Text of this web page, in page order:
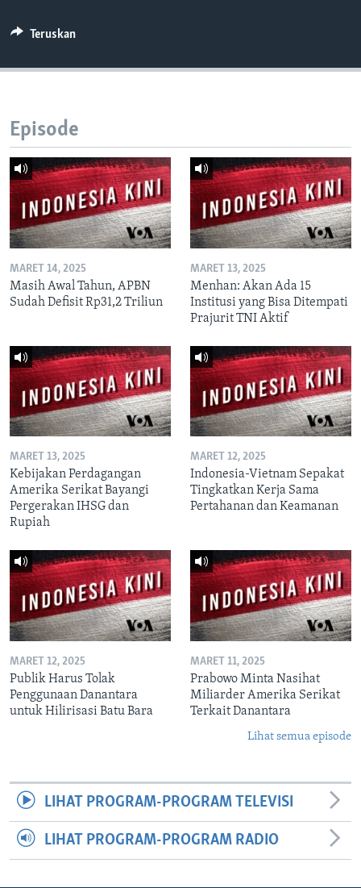
Teruskan
Episode
MARET 14, 2025
Masih Awal Tahun, APBN
Sudah Defisit Rp31,2 Triliun
MARET 13, 2025
Menhan: Akan Ada 15
Institusi yang Bisa Ditempati
Prajurit TNI Aktif
MARET 13, 2025
Kebijakan Perdagangan
Amerika Serikat Bayangi
Pergerakan IHSG dan
Rupiah
MARET 12, 2025
Indonesia-Vietnam Sepakat
Tingkatkan Kerja Sama
Pertahanan dan Keamanan
MARET 12, 2025
Publik Harus Tolak
Penggunaan Danantara
untuk Hilirisasi Batu Bara
MARET 11, 2025
Prabowo Minta Nasihat
Miliarder Amerika Serikat
Terkait Danantara
Lihat semua episode
LIHAT PROGRAM-PROGRAM TELEVISI
LIHAT PROGRAM-PROGRAM RADIO